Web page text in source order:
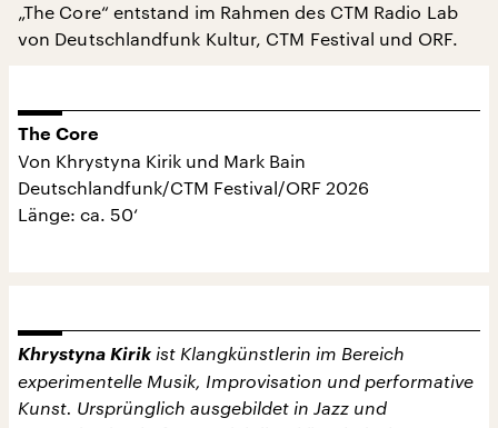
„The Core“ entstand im Rahmen des CTM Radio Lab
von Deutschlandfunk Kultur, CTM Festival und ORF.
The Core
Von Khrystyna Kirik und Mark Bain
Deutschlandfunk/CTM Festival/ORF 2026
Länge: ca. 50‘
Khrystyna Kirik ist Klangkünstlerin im Bereich
experimentelle Musik, Improvisation und performative
Kunst. Ursprünglich ausgebildet in Jazz und